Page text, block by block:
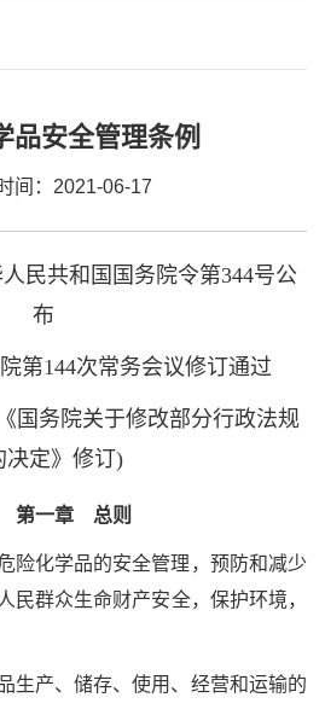
品安全管理条例
间：2021-06-17
民共和国国务院令第344号公
布
第144次常务会议修订通过
国务院关于修改部分行政法规
决定》修订)
第一章 总则
化学品的安全管理，预防和减少
民群众生命财产安全，保护环境，
产、储存、使用、经营和运输的